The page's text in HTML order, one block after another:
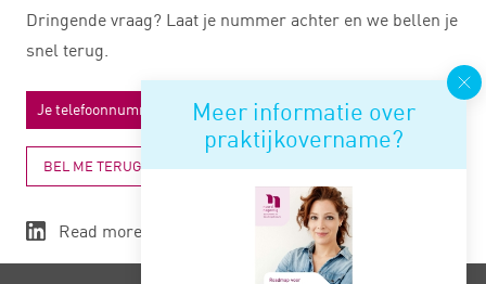
Meer informatie over
praktijkovername?
Dringende vraag? Laat je nummer achter en we bellen je
snel terug.
BEL ME TERUG
Read more